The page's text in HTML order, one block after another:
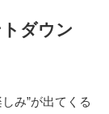
ダウン
み”が出てくる